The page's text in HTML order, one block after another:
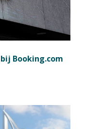
Booking.com